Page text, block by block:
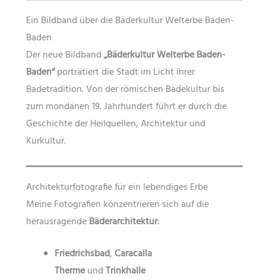
Ein Bildband über die Bäderkultur Welterbe Baden-
Baden
Der neue Bildband„Bäderkultur Welterbe Baden-
Baden“porträtiert die Stadt im Licht ihrer
Badetradition. Von der römischen Badekultur bis
zum mondänen 19. Jahrhundert führt er durch die
Geschichte der Heilquellen, Architektur und
Kurkultur.
Architekturfotografie für ein lebendiges Erbe
Meine Fotografien konzentrieren sich auf die
herausragendeBäderarchitektur:
Friedrichsbad,Caracalla
ThermeundTrinkhalle